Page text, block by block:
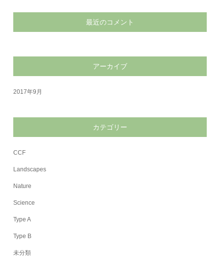
最近のコメント
アーカイブ
2017年9月
カテゴリー
CCF
Landscapes
Nature
Science
Type A
Type B
未分類